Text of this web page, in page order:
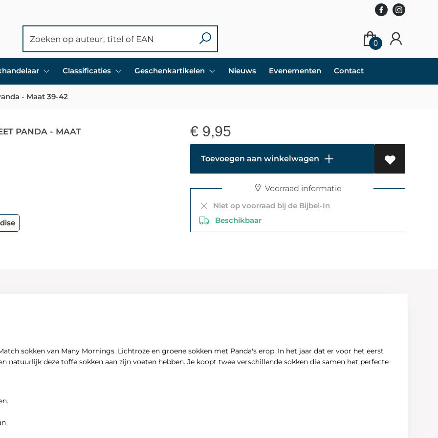
0
Classificaties Geschenkartikelen Nieuws Evenementen Contact
- Maat 39-42
PANDA - MAAT € 9,95
Toevoegen aan winkelwagen
Voorraad informatie
Niet op voorraad bij de Bijbel-In
Beschikbaar
sokken van Many Mornings. Lichtroze en groene sokken met Panda's erop. In het jaar dat er voor het eerst
natuurlijk deze toffe sokken aan zijn voeten hebben. Je koopt twee verschillende sokken die samen het perfecte